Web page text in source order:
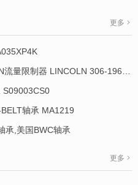
更多
S09003CS0
轴承 MA1219
承,美国BWC轴承
更多